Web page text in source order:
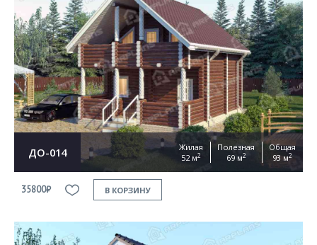
ДО-014
Жилая
52 м2
Полезная
69 м2
Общая
93 м2
35800₽ В КОРЗИНУ